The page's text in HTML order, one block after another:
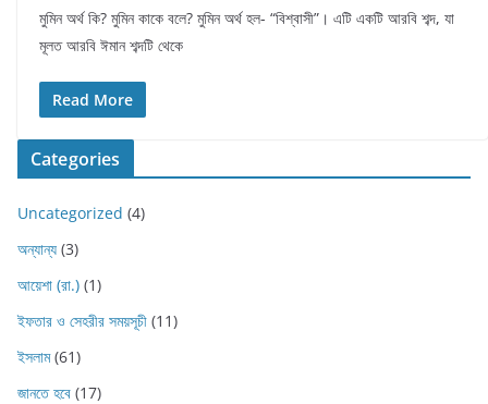
মুমিন অর্থ কি? মুমিন কাকে বলে? মুমিন অর্থ হল- “বিশ্বাসী”। এটি একটি আরবি শব্দ, যা
মূলত আরবি ঈমান শব্দটি থেকে
Read More
Categories
Uncategorized (4)
অন্যান্য (3)
আয়েশা (রা.) (1)
ইফতার ও সেহরীর সময়সূচী (11)
ইসলাম(61)
জানতে হবে (17)